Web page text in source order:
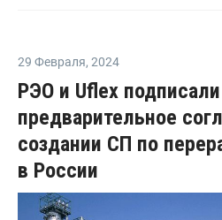
29 Февраля, 2024
РЭО и Uflex подписали
предварительное
создании СП по
в России